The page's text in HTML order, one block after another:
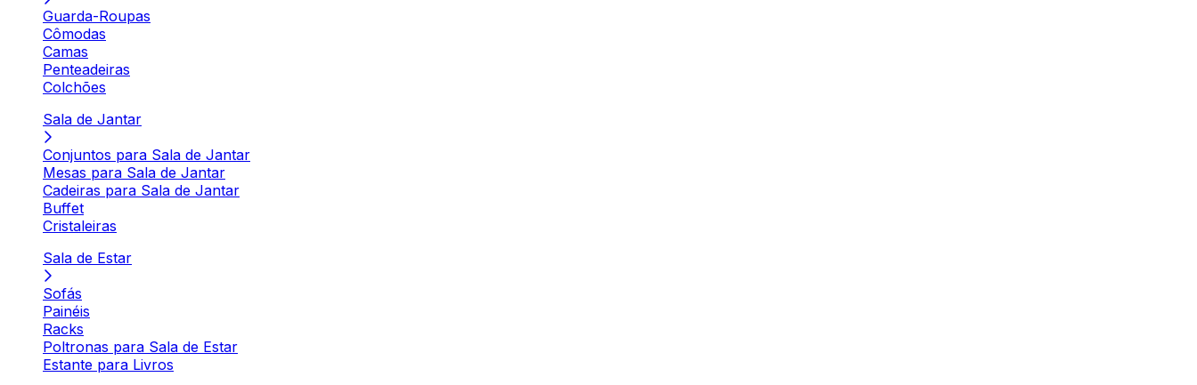
Guarda-Roupas
Cômodas
Camas
Penteadeiras
Colchões
Sala de Jantar
Conjuntos para Sala de Jantar
Mesas para Sala de Jantar
Cadeiras para Sala de Jantar
Buffet
Cristaleiras
Sala de Estar
Sofás
Painéis
Racks
Poltronas para Sala de Estar
Estante para Livros